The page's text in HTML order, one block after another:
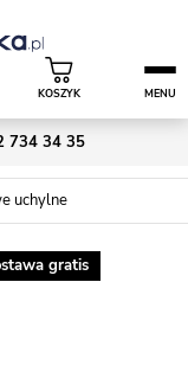
734 34 35
KOSZYK MENU
uchylne
gratis